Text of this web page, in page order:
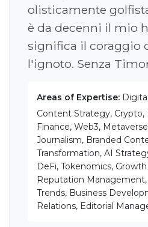
olisticamente
è da decenni il mio
significa il coraggio
l'ignoto. Senza
Areas of Expertise:
Content Strategy, Crypto,
Finance, Web3,
Journalism, Branded
Transformation, AI
DeFi, Tokenomics,
Reputation
Trends, Business
Relations, Editorial